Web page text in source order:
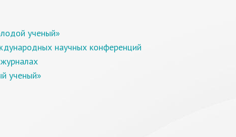
ученый»
научных конференций
ученый»